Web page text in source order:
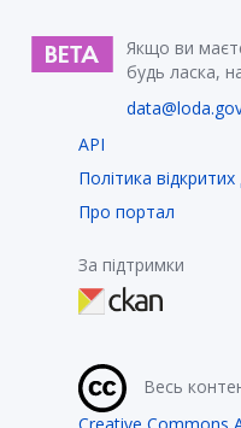
Якщо ви
будь ласка,
API
Політика
Про портал
За підтримки
Весь